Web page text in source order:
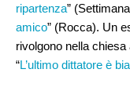
ripartenza”
amico” (Rocca). Un
rivolgono nella
“L’ultimo dittatore è